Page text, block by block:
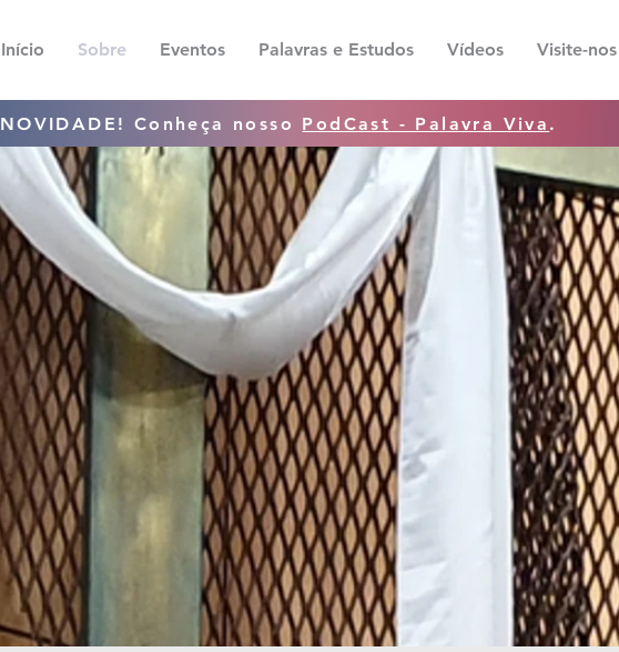
Início Sobre Eventos Palavras e Estudos Vídeos Visite-nos
NOVIDADE! Conheça nosso PodCast - Palavra Viva .